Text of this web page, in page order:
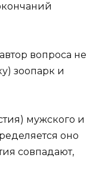
вопроса не
зоопарк и
мужского и
оно
совпадают,